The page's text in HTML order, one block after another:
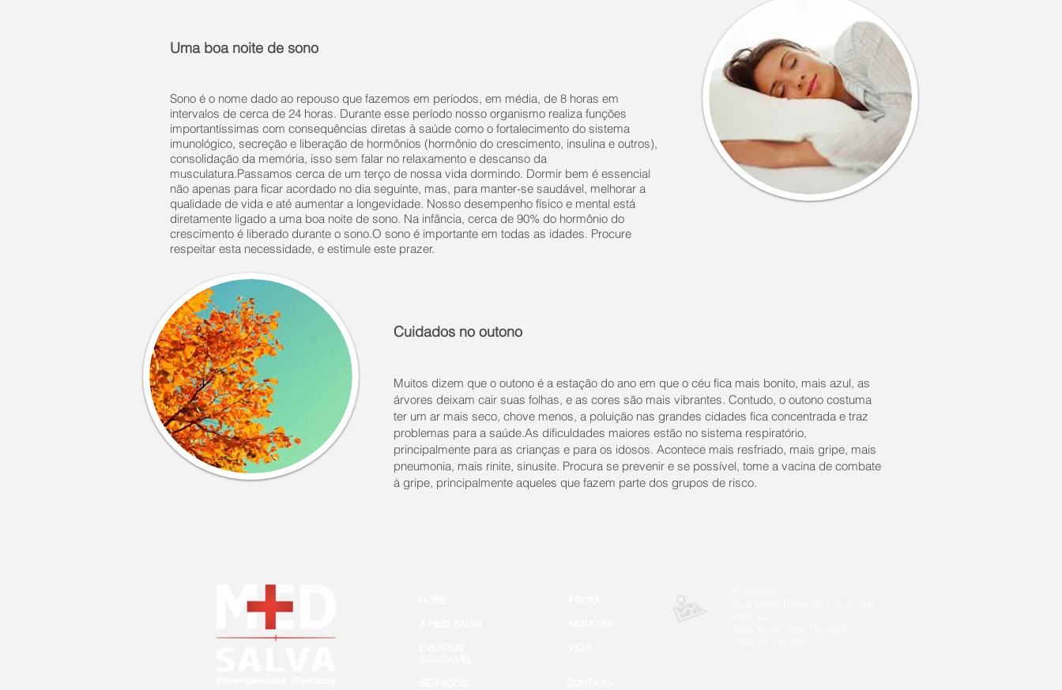
Uma boa noite de sono
Sono é o nome dado ao repouso que fazemos em períodos, em média, de 8 horas em
intervalos de cerca de 24 horas. Durante esse período nosso organismo realiza funções
importantíssimas com consequências diretas à saúde como o fortalecimento do sistema
imunológico, secreção e liberação de hormônios (hormônio do crescimento, insulina e outros),
consolidação da memória, isso sem falar no relaxamento e descanso da
musculatura.Passamos cerca de um terço de nossa vida dormindo. Dormir bem é essencial
não apenas para ficar acordado no dia seguinte, mas, para manter-se saudável, melhorar a
qualidade de vida e até aumentar a longevidade. Nosso desempenho físico e mental está
diretamente ligado a uma boa noite de sono. Na infância, cerca de 90% do hormônio do
crescimento é liberado durante o sono.O sono é importante em todas as idades. Procure
respeitar esta necessidade, e estimule este prazer.
Cuidados no outono
Muitos dizem que o outono é a estação do ano em que o céu fica mais bonito, mais azul, as
árvores deixam cair suas folhas, e as cores são mais vibrantes. Contudo, o outono costuma
ter um ar mais seco, chove menos, a poluição nas grandes cidades fica concentrada e traz
problemas para a saúde.As dificuldades maiores estão no sistema respiratório,
principalmente para as crianças e para os idosos. Acontece mais resfriado, mais gripe, mais
pneumonia, mais rinite, sinusite. Procura se prevenir e se possível, tome a vacina de combate
à gripe, principalmente aqueles que fazem parte dos grupos de risco.